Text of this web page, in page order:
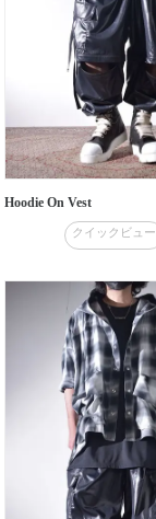
Hoodie On Vest
クイックビュー